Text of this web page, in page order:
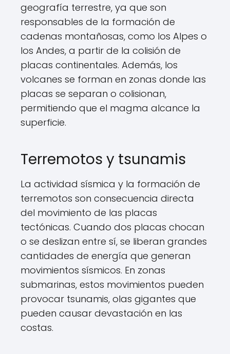
geografía terrestre, ya que son
responsables de la formación de
cadenas montañosas, como los Alpes o
los Andes, a partir de la colisión de
placas continentales. Además, los
volcanes se forman en zonas donde las
placas se separan o colisionan,
permitiendo que el magma alcance la
superficie.
Terremotos y tsunamis
La actividad sísmica y la formación de
terremotos son consecuencia directa
del movimiento de las placas
tectónicas. Cuando dos placas chocan
o se deslizan entre sí, se liberan grandes
cantidades de energía que generan
movimientos sísmicos. En zonas
submarinas, estos movimientos pueden
provocar tsunamis, olas gigantes que
pueden causar devastación en las
costas.